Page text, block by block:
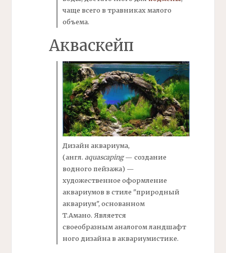
чаще всего в травниках малого
объема.
Акваскейп
Дизайн аквариума,
(англ.aquascaping— создание
водного пейзажа) —
художественное оформление
аквариумов в стиле "природный
аквариум", основанном
Т.Амано. Является
своеобразным аналогом ландшафт
ного дизайна в аквариумистике.